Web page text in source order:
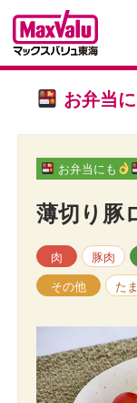
お弁当
お弁当にも
薄切り豚
肉 豚肉
その他 た